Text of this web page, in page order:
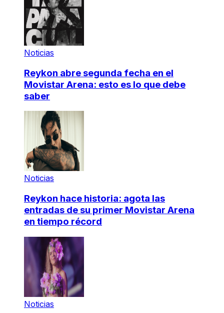
Noticias
Reykon abre segunda fecha en el
Movistar Arena: esto es lo que debe
saber
Noticias
Reykon hace historia: agota las
entradas de su primer Movistar Arena
en tiempo récord
Noticias